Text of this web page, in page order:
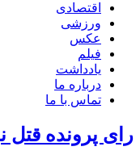
اقتصادی
ورزشی
عکس
فیلم
یادداشت
درباره ما
تماس با ما
رای پرونده